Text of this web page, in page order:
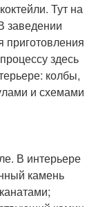
Тут на
заведении
приготовления
здесь
колбы,
и схемами
В интерьере
камень